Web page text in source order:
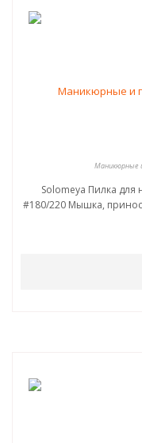
Маникюрные
Solomeya Пилка для
#180/220 Мышка,